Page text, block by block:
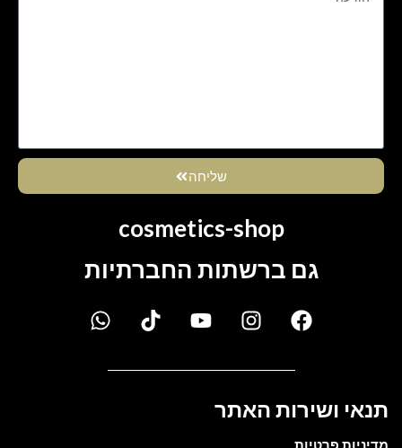
שליחה
cosmetics-shop
גם ברשתות החברתיות
תנאי ושירות האתר
מדיניות פרטיות